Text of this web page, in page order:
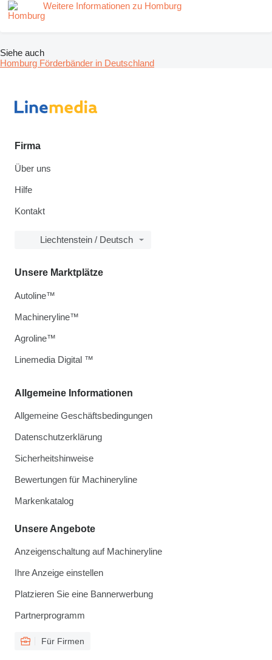
Weitere Informationen zu Homburg
Siehe auch
Homburg Förderbänder in Deutschland
Firma
Über uns
Hilfe
Kontakt
Liechtenstein / Deutsch
Allgemeine Informationen
Allgemeine Geschäftsbedingungen
Datenschutzerklärung
Sicherheitshinweise
Bewertungen für Machineryline
Markenkatalog
Unsere Angebote
Anzeigenschaltung auf Machineryline
Ihre Anzeige einstellen
Platzieren Sie eine Bannerwerbung
Partnerprogramm
Für Firmen
Unsere Marktplätze
Autoline™
Machineryline™
Agroline™
Linemedia Digital ™